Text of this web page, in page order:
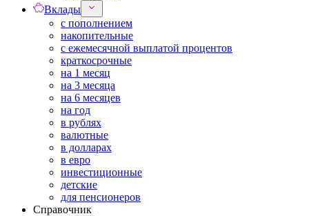
Вклады
с пополнением
накопительные
с ежемесячной выплатой процентов
краткосрочные
на 1 месяц
на 3 месяца
на 6 месяцев
на год
в рублях
валютные
в долларах
в евро
инвестиционные
детские
для пенсионеров
Справочник